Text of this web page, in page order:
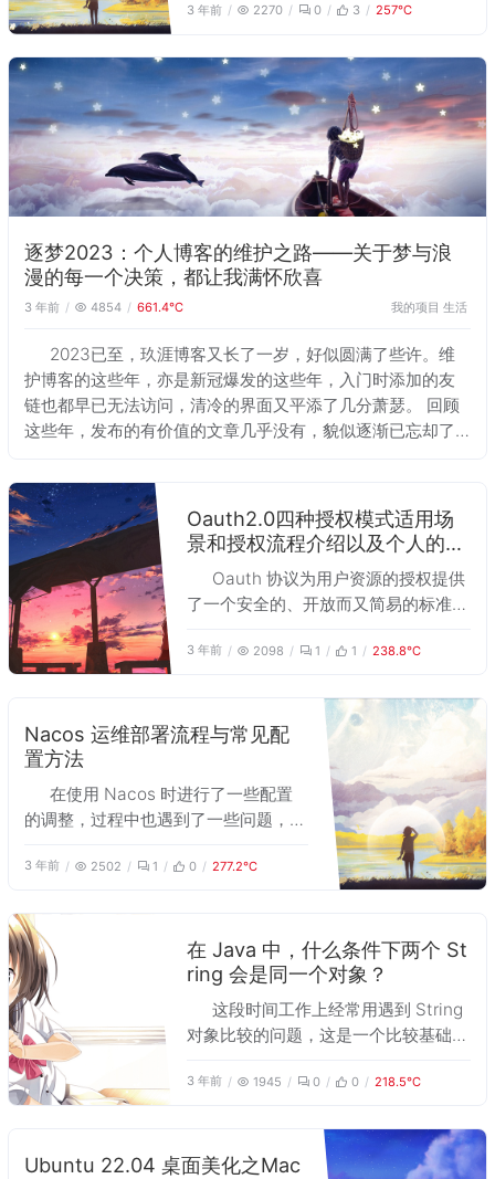
统的可靠性。 项目上线以后，系统运
数据完整性和可靠性，大大提高医务人
员的工作效率，降低了后期建设成本，
获得了该医院领导的认可和用户的广泛
好评。
在多个应用系统中，用户只需要登录一
统，用于减少用户重复的登录操作，提
升用户体验。从技术层面上讲，单点登
录目前有多种实现方案，本文从博主个
人的理解出发，比较这几种不同方案的
优劣和适用场景。
3 年前 2270 0 3 257℃
逐梦2023：个人博客的维护之路——关于梦与浪
漫的每一个决策，都让我满怀欣喜
3 年前 4854 661.4℃ 我的项目 生活
2023已至，玖涯博客又长了一岁，好似圆满了些许。维
护博客的这些年，亦是新冠爆发的这些年，入门时添加的友
链也都早已无法访问，清冷的界面又平添了几分萧瑟。 回顾
这些年，发布的有价值的文章几乎没有，貌似逐渐已忘却了
收获的，但关于博客，唯一可以记录的便只有维护博客和
Dream 主题的这段旅程吧！Oauth2.0四种授权模式适用场
景和授权流程介绍以及个人的一
些思考
Oauth 协议为用户资源的授权提供
了一个安全的、开放而又简易的标准，
oauth2 中 Oauth 四种模式的实现，
程。 目前 spring-security-oauth2 已
经被逐步废弃，Spring 也提供了新的
框架 spring-authorization-server，
整个框架基于 Oauth 2.1 开发。目前重
新整理项目代码，借此机会详细梳理一
遍 Oauth2.0 授权模式的适用场景和授
权流程，后续用于和 2.1 对比参照。
3 年前 2098 1 1 238.8℃
Nacos 运维部署流程与常见配
置方法
在使用 Nacos 时进行了一些配置
的调整，过程中也遇到了一些问题，所
整理，详见官方文档：
cn/docs/v2/quickstart/quick-
start.html
3 年前 2502 1 0 277.2℃
在 Java 中，什么条件下两个 St
ring 会是同一个对象？
这段时间工作上经常用遇到 String
对象比较的问题，这是一个比较基础的
惑，所以稍微总结一下。
3 年前 1945 0 0 218.5℃
Ubuntu 22.04 桌面美化之Mac